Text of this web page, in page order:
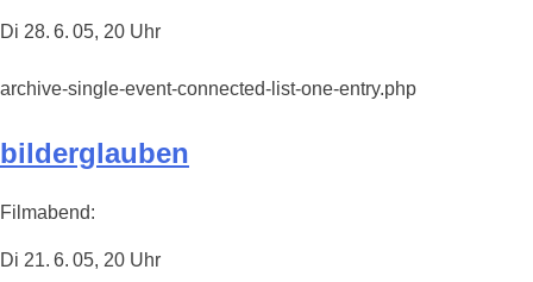
Di 28. 6. 05, 20 Uhr
archive-single-event-connected-list-one-entry.php
bilderglauben
Filmabend:
Di 21. 6. 05, 20 Uhr